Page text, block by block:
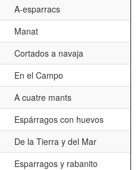
A-esparracs
Manat
Cortados a navaja
En el Campo
A cuatre mants
Espárragos con huevos
De la Tierra y del Mar
Esparragos y rabanito